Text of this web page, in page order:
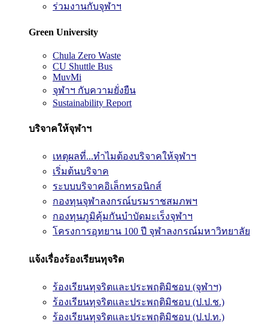
ร่วมงานกับจุฬาฯ
Green University
Chula Zero Waste
CU Shuttle Bus
MuvMi
จุฬาฯ กับความยั่งยืน
Sustainability Report
บริจาคให้จุฬาฯ
เหตุผลที่...ทำไมต้องบริจาคให้จุฬาฯ
เริ่มต้นบริจาค
ระบบบริจาคอิเล็กทรอนิกส์
กองทุนจุฬาลงกรณ์บรมราชสมภพฯ
กองทุนภูมิคุ้มกันบำบัดมะเร็งจุฬาฯ
โครงการอุทยาน 100 ปี จุฬาลงกรณ์มหาวิทยาลัย
แจ้งเรื่องร้องเรียนทุจริต
ร้องเรียนทุจริตและประพฤติมิชอบ (จุฬาฯ)
ร้องเรียนทุจริตและประพฤติมิชอบ (ป.ป.ช.)
ร้องเรียนทุจริตและประพฤติมิชอบ (ป.ป.ท.)